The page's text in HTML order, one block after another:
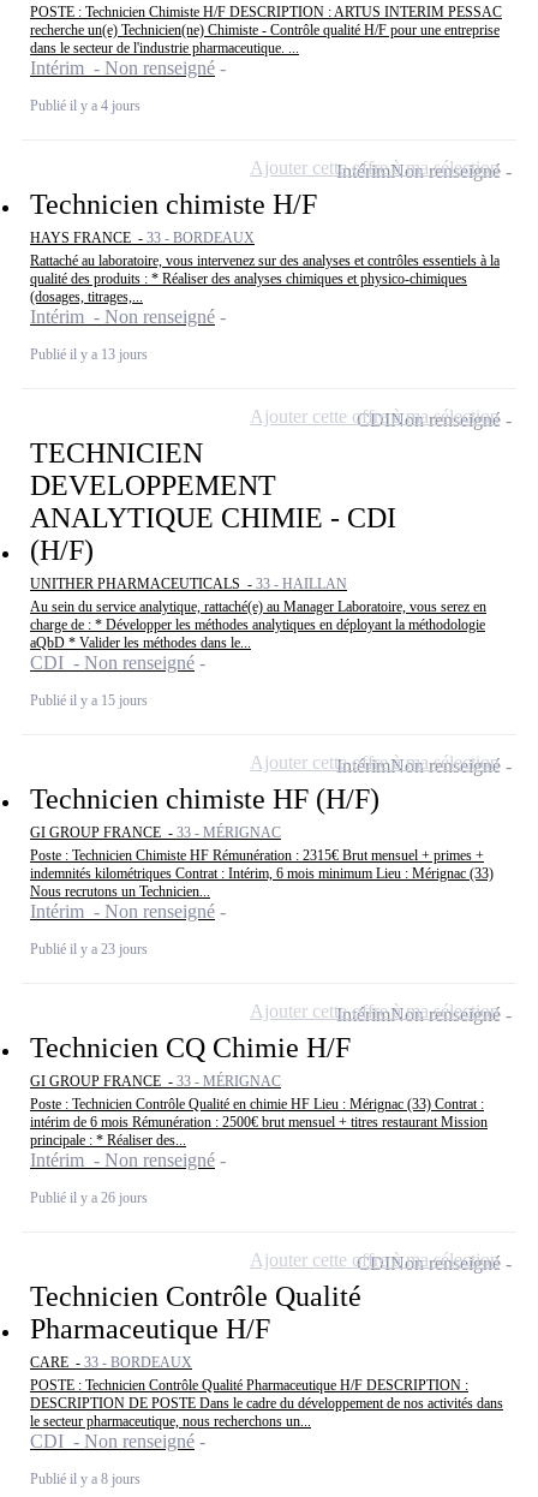
POSTE : Technicien Chimiste H/F DESCRIPTION : ARTUS INTERIM PESSAC
recherche un(e) Technicien(ne) Chimiste - Contrôle qualité H/F pour une entreprise
dans le secteur de l'industrie pharmaceutique. ...
Intérim - Non renseigné
Publié il y a 4 jours
Technicien chimiste H/F
HAYS FRANCE - 33 - BORDEAUX
Rattaché au laboratoire, vous intervenez sur des analyses et contrôles essentiels à la
qualité des produits : * Réaliser des analyses chimiques et physico-chimiques
(dosages, titrages,...
Intérim - Non renseigné
Publié il y a 13 jours
IntérimNon renseigné
Ajouter cette offre à ma sélection
TECHNICIEN
DEVELOPPEMENT
ANALYTIQUE CHIMIE - CDI
(H/F)
UNITHER PHARMACEUTICALS - 33 - HAILLAN
Au sein du service analytique, rattaché(e) au Manager Laboratoire, vous serez en
charge de : * Développer les méthodes analytiques en déployant la méthodologie
aQbD * Valider les méthodes dans le...
CDI - Non renseigné
Publié il y a 15 jours
CDINon renseigné
Ajouter cette offre à ma sélection
Technicien chimiste HF (H/F)
GI GROUP FRANCE - 33 - MÉRIGNAC
Poste : Technicien Chimiste HF Rémunération : 2315€ Brut mensuel + primes +
indemnités kilométriques Contrat : Intérim, 6 mois minimum Lieu : Mérignac (33)
Nous recrutons un Technicien...
Intérim - Non renseigné
Publié il y a 23 jours
IntérimNon renseigné
Ajouter cette offre à ma sélection
Technicien CQ Chimie H/F
GI GROUP FRANCE - 33 - MÉRIGNAC
Poste : Technicien Contrôle Qualité en chimie HF Lieu : Mérignac (33) Contrat :
intérim de 6 mois Rémunération : 2500€ brut mensuel + titres restaurant Mission
principale : * Réaliser des...
Intérim - Non renseigné
Publié il y a 26 jours
IntérimNon renseigné
Ajouter cette offre à ma sélection
Technicien Contrôle Qualité
Pharmaceutique H/F
CARE - 33 - BORDEAUX
POSTE : Technicien Contrôle Qualité Pharmaceutique H/F DESCRIPTION :
DESCRIPTION DE POSTE Dans le cadre du développement de nos activités dans
le secteur pharmaceutique, nous recherchons un...
CDI - Non renseigné
Publié il y a 8 jours
CDINon renseigné
Ajouter cette offre à ma sélection